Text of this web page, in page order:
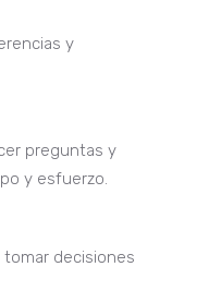
y
preguntas y
y esfuerzo.
decisiones